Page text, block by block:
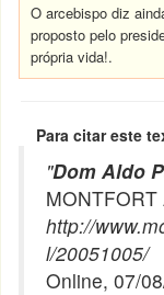
O arcebispo diz
proposto pelo
própria vida!.
Para citar este
"Dom Aldo
http://
l/20051005/
Online, 07/